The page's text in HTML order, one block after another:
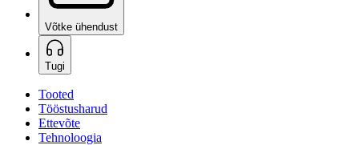
Võtke ühendust
Tugi
Tooted
Tööstusharud
Ettevõte
Tehnoloogia